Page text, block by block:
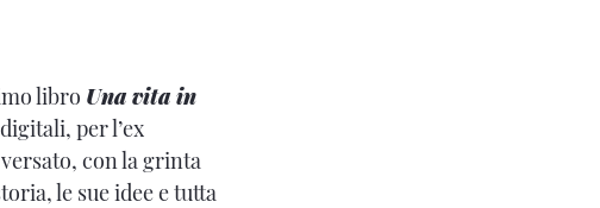
libro Una vita in
per l’ex
con la grinta
le sue idee e tutta